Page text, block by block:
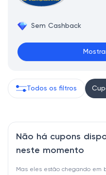
Sem Cashback
Todos os filtros
Não há cupons
neste momento
Mas eles estão chegando em